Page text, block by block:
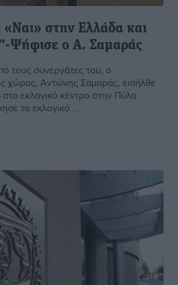
στην Ελλάδα και
Ψήφισε ο Α. Σαμαράς
τους συνεργάτες του, ο
χώρας, Αντώνης Σαμαράς, εισήλθε
στο εκλογικό κέντρο στην Πύλο
το εκλογικό ...